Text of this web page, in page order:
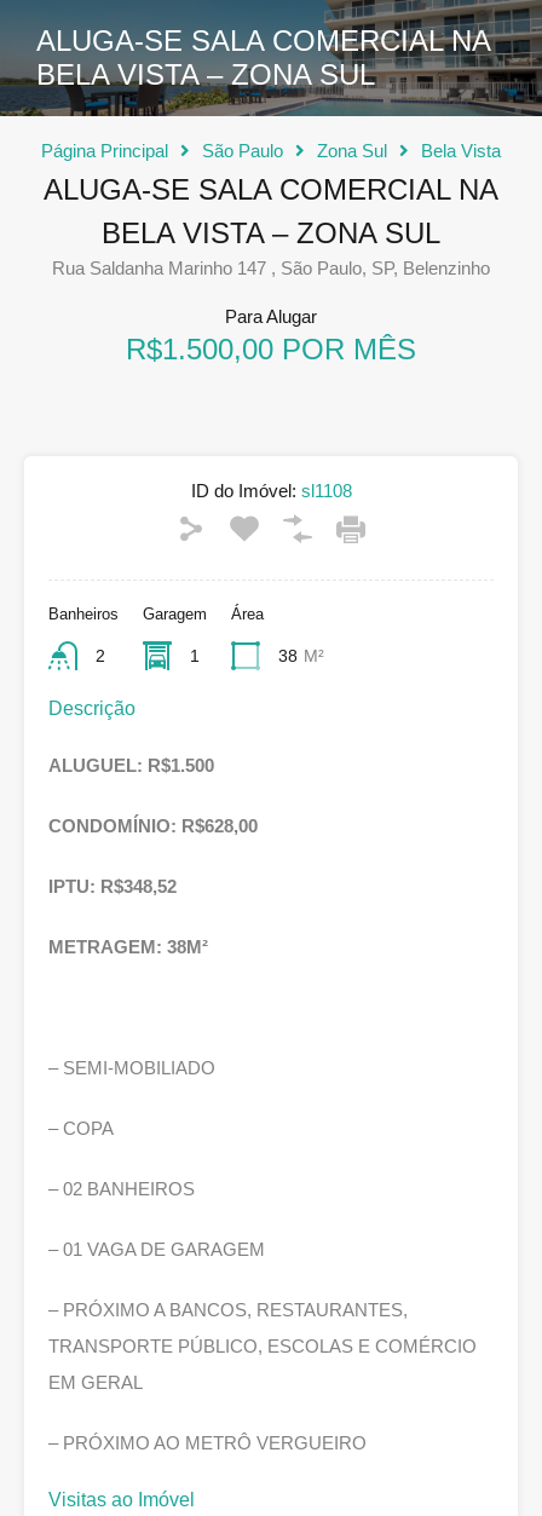
ALUGA-SE SALA COMERCIAL NA
BELA VISTA – ZONA SUL
Página Principal São Paulo Zona Sul Bela Vista
ALUGA-SE SALA COMERCIAL NA
BELA VISTA – ZONA SUL
Rua Saldanha Marinho 147 , São Paulo, SP, Belenzinho
Para Alugar
R$1.500,00 POR MÊS
ID do Imóvel: sl1108
Banheiros
2
Garagem
1
Área
38 M²
Descrição
ALUGUEL: R$1.500
CONDOMÍNIO: R$628,00
IPTU: R$348,52
METRAGEM: 38M²
– SEMI-MOBILIADO
– COPA
– 02 BANHEIROS
– 01 VAGA DE GARAGEM
– PRÓXIMO A BANCOS, RESTAURANTES,
TRANSPORTE PÚBLICO, ESCOLAS E COMÉRCIO
EM GERAL
– PRÓXIMO AO METRÔ VERGUEIRO
Visitas ao Imóvel